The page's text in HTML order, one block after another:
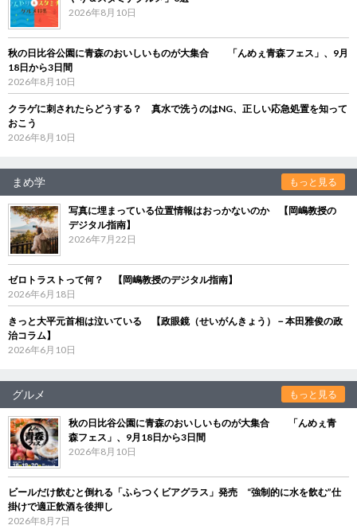
2026年8月10日
秋の日比谷公園に青森のおいしいものが大集合 「んめぇ青森フェス」、9月
18日から3日間
2026年8月10日
クラゲに刺されたらどうする？ 真水で洗うのはNG、正しい応急処置を知って
おこう
2026年8月10日
まめ学 もっと見る
写真に埋まっている位置情報はおっかないのか 【岡嶋教授の
デジタル指南】
2026年7月22日
ゼロトラストって何？ 【岡嶋教授のデジタル指南】
2026年6月18日
きっと大平元首相は泣いている 【政眼鏡（せいがんきょう）－本田雅俊の政
治コラム】
2026年6月10日
グルメ もっと見る
秋の日比谷公園に青森のおいしいものが大集合 「んめぇ青
森フェス」、9月18日から3日間
2026年8月10日
ビールだけ飲むと倒れる「ふらつくビアグラス」発売 “強制的に水を飲む”仕
掛けで適正飲酒を後押し
2026年8月7日